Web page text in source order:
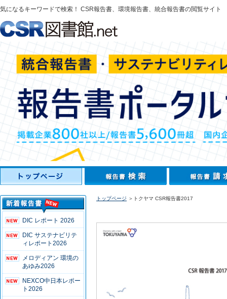
気になるキーワードで検索！ CSR報告書、環境報告書、統合報告書の閲覧サイト
DIC レポート 2026
DIC サステナビリテ
ィレポート2026
メロディアン 環境の
あゆみ2026
NEXCO中日本レポー
ト2026
トップページ ＞トクヤマ CSR報告書2017